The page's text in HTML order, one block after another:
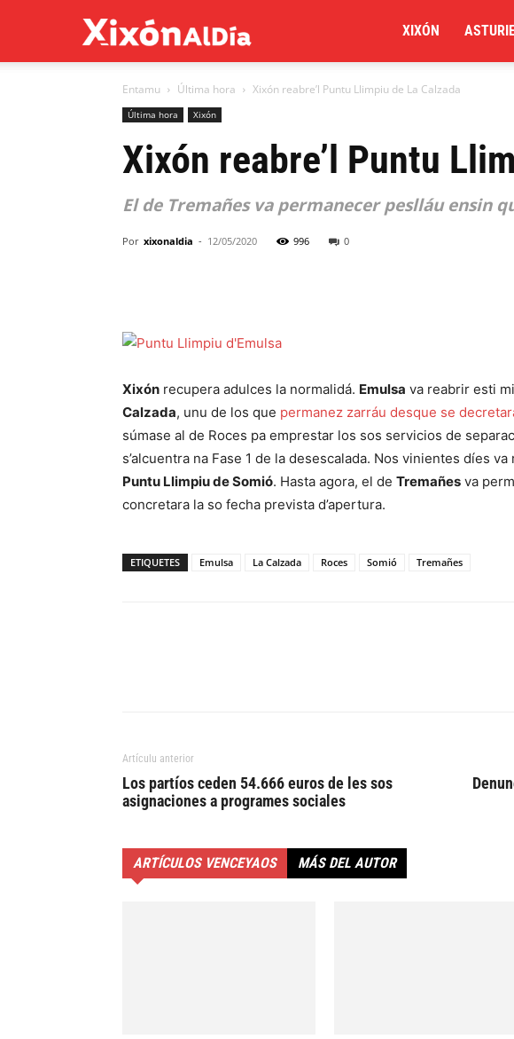
al
día
XIXÓN
Entamu Última hora Xixón reabre’l Puntu Llimpiu de La Calzada
Última hora Xixón
Xixón reabre’l Puntu
El de Tremañes va permanecer peslláu ensin
Por xixonaldia - 12/05/2020 996 0
Xixón recupera adulces la normalidá. Emulsa va reabrir esti
Calzada, unu de los que permanez zarráu desque se
súmase al de Roces pa emprestar los sos servicios de
s’alcuentra na Fase 1 de la desescalada. Nos vinientes díes
Puntu Llimpiu de Somió. Hasta agora, el de Tremañes va
concretara la so fecha prevista d’apertura.
ETIQUETES Emulsa La Calzada Roces Somió Tremañes
Artículu anterior
Los partíos ceden 54.666 euros de les sos
asignaciones a programes sociales
ARTÍCULOS VENCEYAOS MÁS DEL AUTOR